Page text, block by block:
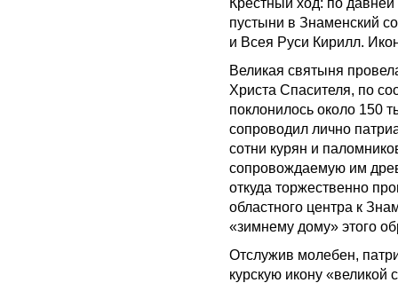
пустыни в Знаменский
и Всея Руси Кирилл.
Великая святыня
Христа Спасителя, по
поклонилось около 150
сопроводил лично
сотни курян и
сопровождаемую им
откуда торжественно
областного центра к
«зимнему дому» этого
Отслужив молебен,
курскую икону «великой